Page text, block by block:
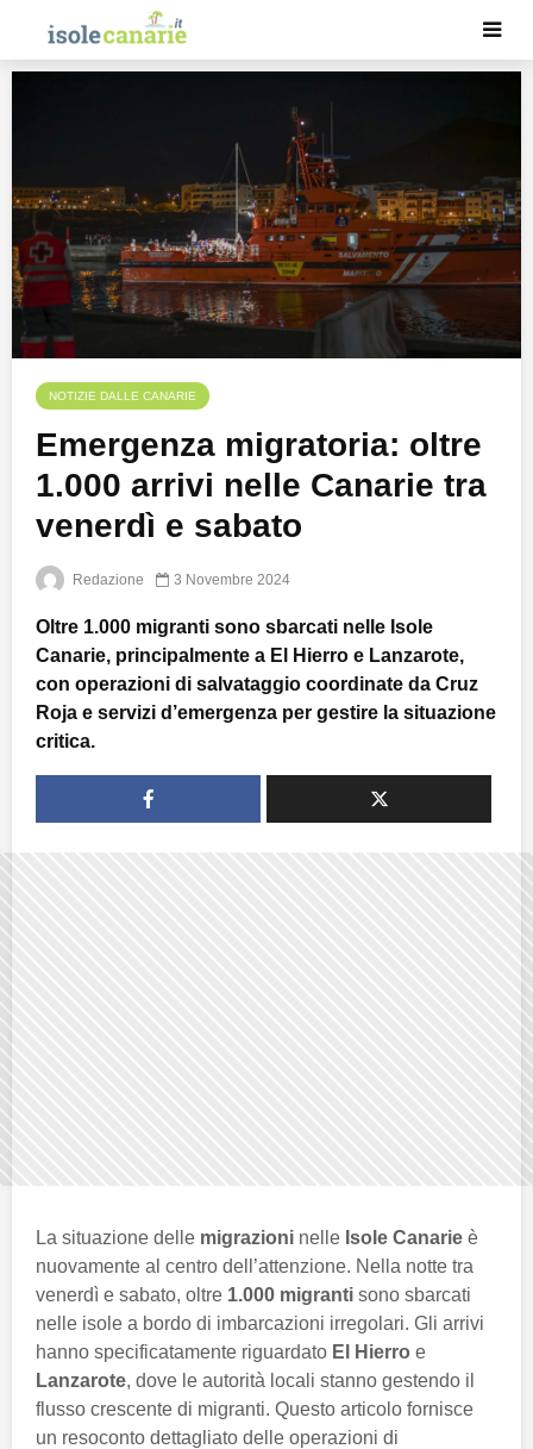
NOTIZIE DALLE CANARIE
Emergenza migratoria: oltre
1.000 arrivi nelle Canarie tra
venerdì e sabato
Redazione 3 Novembre 2024
Oltre 1.000 migranti sono sbarcati nelle Isole
Canarie, principalmente a El Hierro e Lanzarote,
con operazioni di salvataggio coordinate da Cruz
Roja e servizi d’emergenza per gestire la situazione
critica.
La situazione delle migrazioni nelle Isole Canarie è
nuovamente al centro dell’attenzione. Nella notte tra
venerdì e sabato, oltre 1.000 migranti sono sbarcati
nelle isole a bordo di imbarcazioni irregolari. Gli arrivi
hanno specificatamente riguardato El Hierro e
Lanzarote, dove le autorità locali stanno gestendo il
flusso crescente di migranti. Questo articolo fornisce
un resoconto dettagliato delle operazioni di